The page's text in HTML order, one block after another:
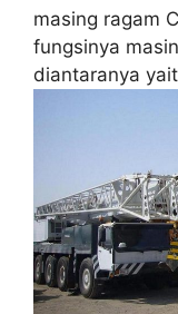
masing ragam
fungsinya
diantaranya